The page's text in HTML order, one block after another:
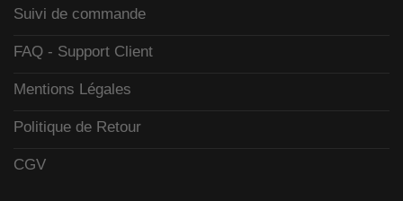
Suivi de commande
FAQ - Support Client
Mentions Légales
Politique de Retour
CGV